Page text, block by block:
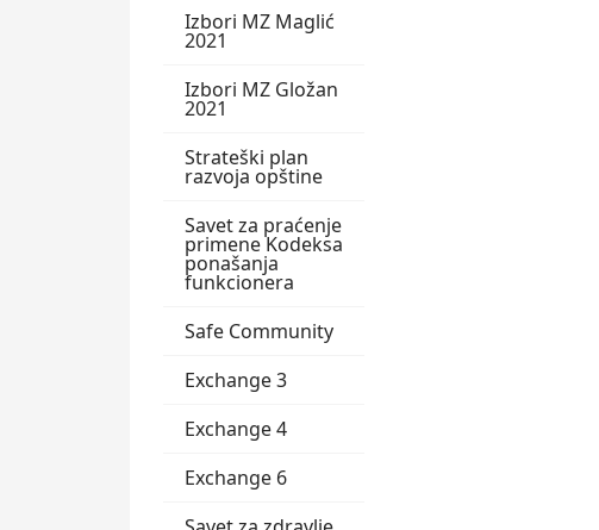
Izbori MZ Maglić
2021
Izbori MZ Gložan
2021
Strateški plan
razvoja opštine
Savet za praćenje
primene Kodeksa
ponašanja
funkcionera
Safe Community
Exchange 3
Exchange 4
Exchange 6